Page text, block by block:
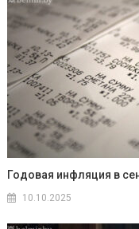
Годовая инфляция в
10.10.2025